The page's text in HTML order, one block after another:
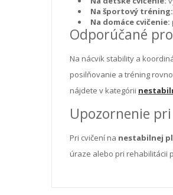
Na športový tréning:
Na domáce cvičenie:
Odporúčané
Na nácvik stability a
posilňovanie a tréning
nájdete v kategórii
Upozornenie
Pri cvičení na nestabilnej
úraze alebo pri rehabilitácii